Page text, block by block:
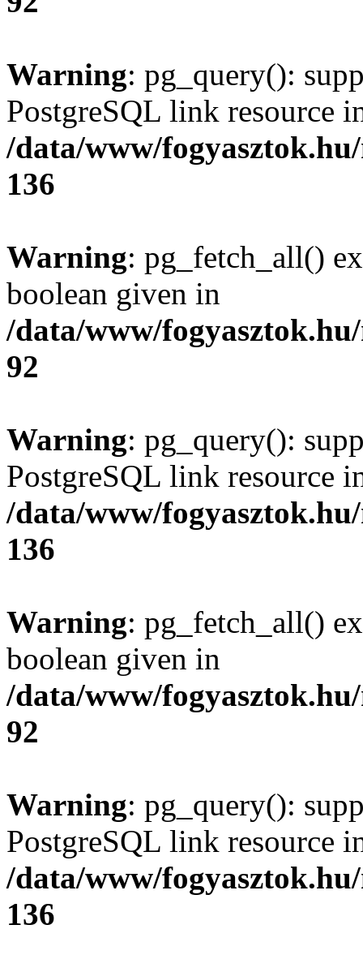
Warning: pg_query():
PostgreSQL link resource
/data/www/
136
Warning: pg_fetch_all()
boolean given in
/data/www/
92
Warning: pg_query():
PostgreSQL link resource
/data/www/
136
Warning: pg_fetch_all()
boolean given in
/data/www/
92
Warning: pg_query():
PostgreSQL link resource
/data/www/
136